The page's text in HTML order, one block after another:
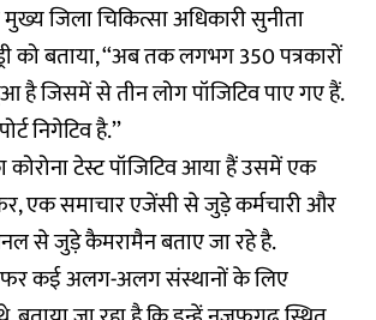
मुख्य जिला चिकित्सा अधिकारी सुनीता
को बताया, ‘‘अब तक लगभग 350 पत्रकारों
है जिसमें से तीन लोग पॉजिटिव पाए गए हैं.
निगेटिव है.’’
कोरोना टेस्ट पॉजिटिव आया हैं उसमें एक
एक समाचार एजेंसी से जुड़े कर्मचारी और
से जुड़े कैमरामैन बताए जा रहे है.
कई अलग-अलग संस्थानों के लिए